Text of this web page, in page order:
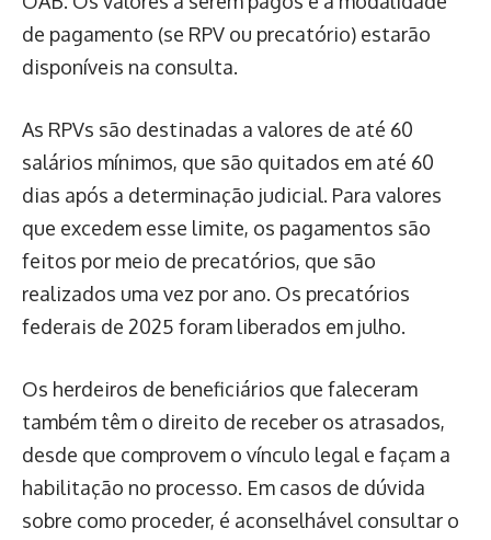
de pagamento (se RPV ou precatório) estarão
disponíveis na consulta.
As RPVs são destinadas a valores de até 60
salários mínimos, que são quitados em até 60
dias após a determinação judicial. Para valores
que excedem esse limite, os pagamentos são
feitos por meio de precatórios, que são
realizados uma vez por ano. Os precatórios
federais de 2025 foram liberados em julho.
Os herdeiros de beneficiários que faleceram
também têm o direito de receber os atrasados,
desde que comprovem o vínculo legal e façam a
habilitação no processo. Em casos de dúvida
sobre como proceder, é aconselhável consultar o